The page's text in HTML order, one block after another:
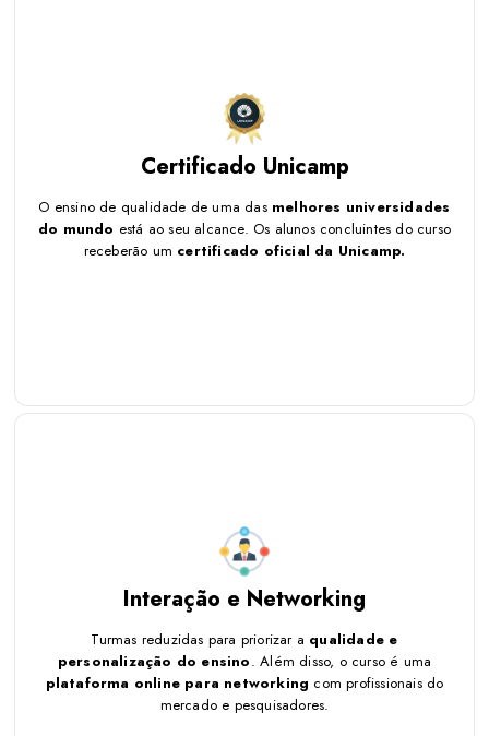
Certificado Unicamp
O ensino de qualidade de uma das melhores universidades
do mundo está ao seu alcance. Os alunos concluintes do curso
receberão um certificado oficial da Unicamp.
O ensino de qualidade de uma das
universidades do mundoestá ao seu alcance. Os alunos
concluintes do curso receberão um
certificado oficial da
Unicamp.
Interação e Networking
Turmas reduzidas para priorizar a qualidade e
personalização do ensino. Além disso, o curso é uma
plataforma online para networking com profissionais do
mercado e pesquisadores.
Turmas reduzidas para priorizar aqualidade e
personalização do ensino
. Além disso, o curso é uma
plataforma online para networkingcom profissionais do
mercado e pesquisadores.